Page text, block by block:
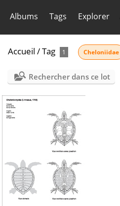
Albums Tags Explorer
Accueil /Tag 1 Cheloniidae
Rechercher dans ce lot